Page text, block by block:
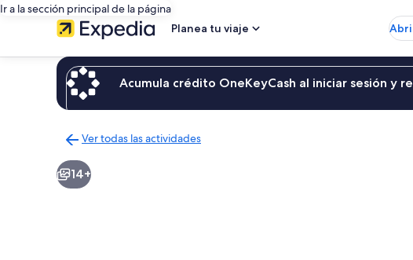
Ir a la sección principal de la página
Planea tu viaje
Acumula crédito OneKeyCash al iniciar sesión y
Ver todas las actividades
a
la
14+